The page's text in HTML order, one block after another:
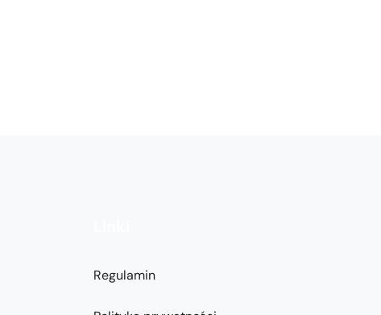
Regulamin